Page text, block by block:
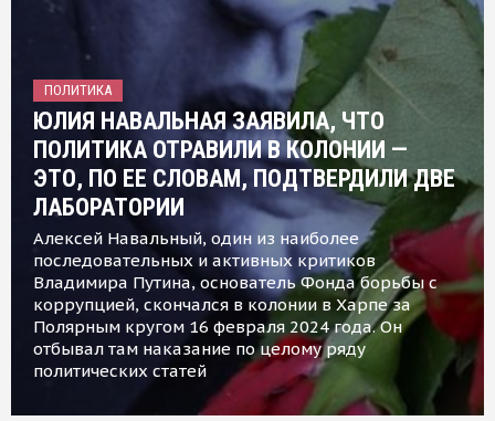
ПОЛИТИКА
ЮЛИЯ НАВАЛЬНАЯ ЗАЯВИЛА, ЧТО
ПОЛИТИКА ОТРАВИЛИ В КОЛОНИИ —
ЭТО, ПО ЕЕ СЛОВАМ, ПОДТВЕРДИЛИ ДВЕ
ЛАБОРАТОРИИ
Алексей Навальный, один из наиболее
последовательных и активных критиков
Владимира Путина, основатель Фонда борьбы с
коррупцией, скончался в колонии в Харпе за
Полярным кругом 16 февраля 2024 года. Он
отбывал там наказание по целому ряду
политических статей